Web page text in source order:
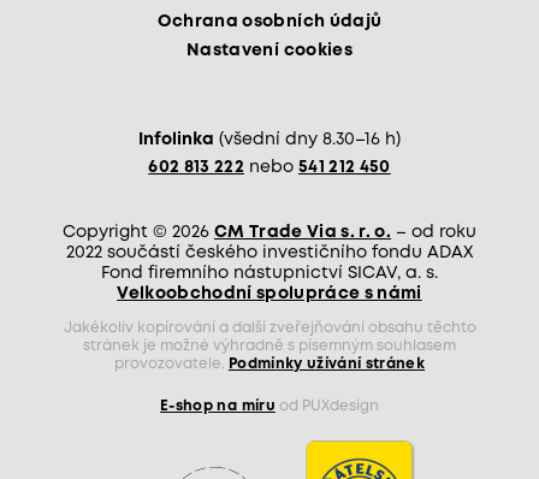
Ochrana osobních údajů
Nastavení cookies
Infolinka (všední dny 8.30–16 h)
602 813 222 nebo 541 212 450
Copyright © 2026 CM Trade Via s. r. o. – od roku
2022 součástí českého investičního fondu ADAX
Fond firemního nástupnictví SICAV, a. s.
Velkoobchodní spolupráce s námi
Jakékoliv kopírování a další zveřejňování obsahu těchto
stránek je možné výhradně s písemným souhlasem
provozovatele.
Podmínky užívání stránek
E-shop na míru od PUXdesign